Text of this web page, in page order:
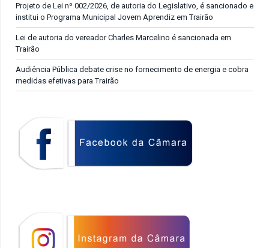
Projeto de Lei nº 002/2026, de autoria do Legislativo, é sancionado e
institui o Programa Municipal Jovem Aprendiz em Trairão
Lei de autoria do vereador Charles Marcelino é sancionada em
Trairão
Audiência Pública debate crise no fornecimento de energia e cobra
medidas efetivas para Trairão